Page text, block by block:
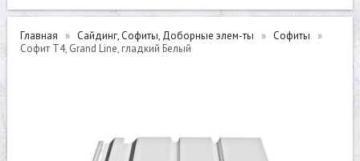
Главная Сайдинг, Софиты, Доборные элем-ты
Софиты
Софит Т4, Grand Line, гладкий Белый